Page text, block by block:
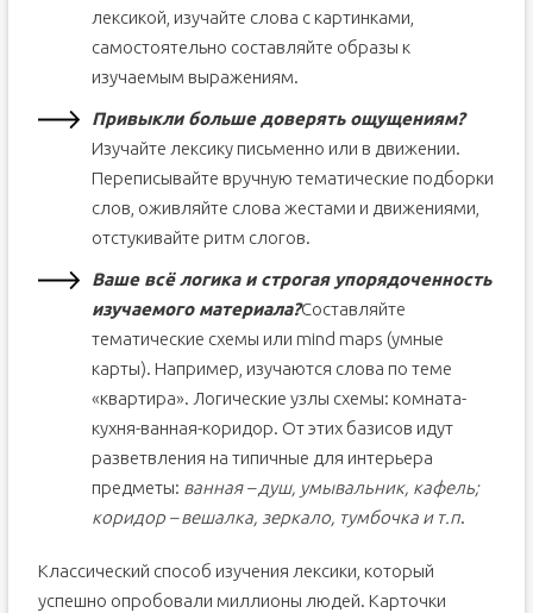
лексикой, изучайте слова с картинками,
самостоятельно составляйте образы к
изучаемым выражениям.
Привыкли больше доверять ощущениям?
Изучайте лексику письменно или в движении.
Переписывайте вручную тематические подборки
слов, оживляйте слова жестами и движениями,
отстукивайте ритм слогов.
Ваше всё логика и строгая упорядоченность
изучаемого материала?Составляйте
тематические схемы или mind maps (умные
карты). Например, изучаются слова по теме
«квартира». Логические узлы схемы: комната-
кухня-ванная-коридор. От этих базисов идут
разветвления на типичные для интерьера
предметы: ванная – душ, умывальник, кафель;
коридор – вешалка, зеркало, тумбочка и т.п.
Классический способ изучения лексики, который
успешно опробовали миллионы людей. Карточки